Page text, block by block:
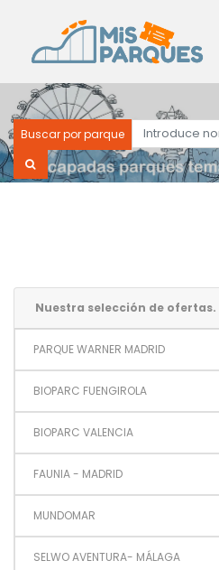
Buscar por parque
Nuestra selección de ofertas.
PARQUE WARNER MADRID
BIOPARC FUENGIROLA
BIOPARC VALENCIA
FAUNIA - MADRID
MUNDOMAR
SELWO AVENTURA- MÁLAGA